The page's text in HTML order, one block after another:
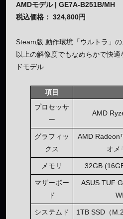
AMDモデル | GE7A-B251B/MH
税込価格： 324,800円
Steam版 動作環境「ウルトラ」
以上の解像度でもなめらかで快
ドモデル
項目
プロセッサ
ー
AMD
グラフィッ
クス
AMD
オメ
メモリ 32GB
マザーボー
ド
ASUS TUF
システムド
1TB SSD（